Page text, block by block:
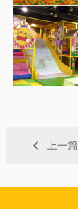
上一篇